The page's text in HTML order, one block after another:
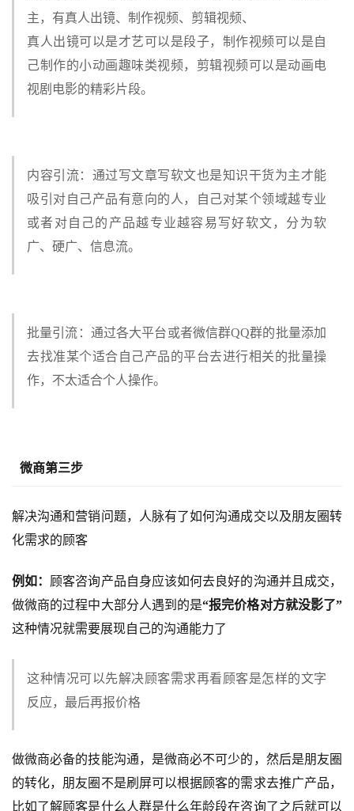
主，有真人出镜、制作视频、剪辑视频、
真人出镜可以是才艺可以是段子，制作视频可以是自
己制作的小动画趣味类视频，剪辑视频可以是动画电
视剧电影的精彩片段。
内容引流：通过写文章写软文也是知识干货为主才能
吸引对自己产品有意向的人，自己对某个领域越专业
或者对自己的产品越专业越容易写好软文，分为软
广、硬广、信息流。
批量引流：通过各大平台或者微信群QQ群的批量添加
去找准某个适合自己产品的平台去进行相关的批量操
作，不太适合个人操作。
微商第三步
解决沟通和营销问题，人脉有了如何沟通成交以及朋友圈转
化需求的顾客
例如： 顾客咨询产品自身应该如何去良好的沟通并且成交，
做微商的过程中大部分人遇到的是“报完价格对方就没影了”
这种情况就需要展现自己的沟通能力了
这种情况可以先解决顾客需求再看顾客是怎样的文字
反应，最后再报价格
做微商必备的技能沟通，是微商必不可少的，然后是朋友圈
的转化，朋友圈不是刷屏可以根据顾客的需求去推广产品，
比如了解顾客是什么人群是什么年龄段在咨询了之后就可以